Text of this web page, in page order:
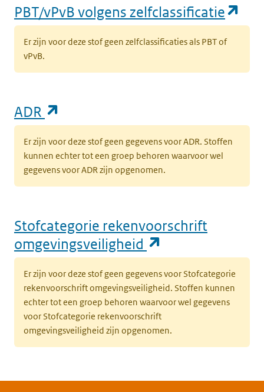
PBT/vPvB volgens zelfclassificatie
Er zijn voor deze stof geen zelfclassificaties als PBT of
vPvB.
ADR
Er zijn voor deze stof geen gegevens voor ADR. Stoffen
kunnen echter tot een groep behoren waarvoor wel
gegevens voor ADR zijn opgenomen.
Stofcategorie rekenvoorschrift
omgevingsveiligheid
Er zijn voor deze stof geen gegevens voor Stofcategorie
rekenvoorschrift omgevingsveiligheid. Stoffen kunnen
echter tot een groep behoren waarvoor wel gegevens
voor Stofcategorie rekenvoorschrift
omgevingsveiligheid zijn opgenomen.